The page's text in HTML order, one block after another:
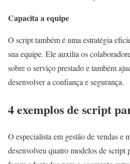
Capacita a equipe
O script também é uma estratégia
sua equipe. Ele auxilia os
sobre o serviço prestado e também
desenvolver a confiança e segurança.
4 exemplos de script
O especialista em gestão de vendas e
desenvolveu quatro modelos de script